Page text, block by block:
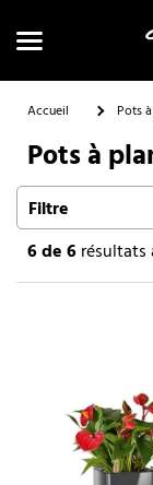
Accueil Pots
Pots à
Filtre
6de 6résultats